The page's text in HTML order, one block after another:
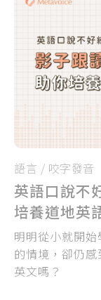
語言 / 咬字發音
英語口說不
培養道地英
明明從小就開
的情境，卻仍
英文嗎？